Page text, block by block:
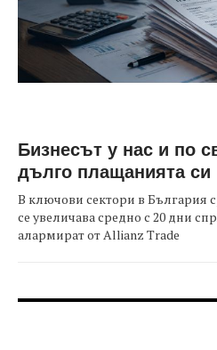
Бизнесът у нас и по
дълго плащанията си
В ключови сектори в България
се увеличава средно с 20 дни
алармират от Allianz Trade